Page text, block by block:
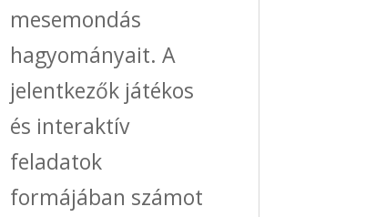
mesemondás
hagyományait. A
jelentkezők játékos
és interaktív
feladatok
formájában számot